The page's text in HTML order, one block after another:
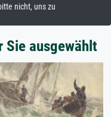
nicht, uns zu
Sie ausgewählt